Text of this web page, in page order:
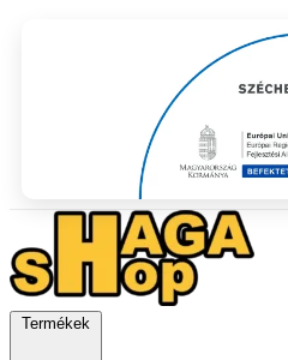
Termékek